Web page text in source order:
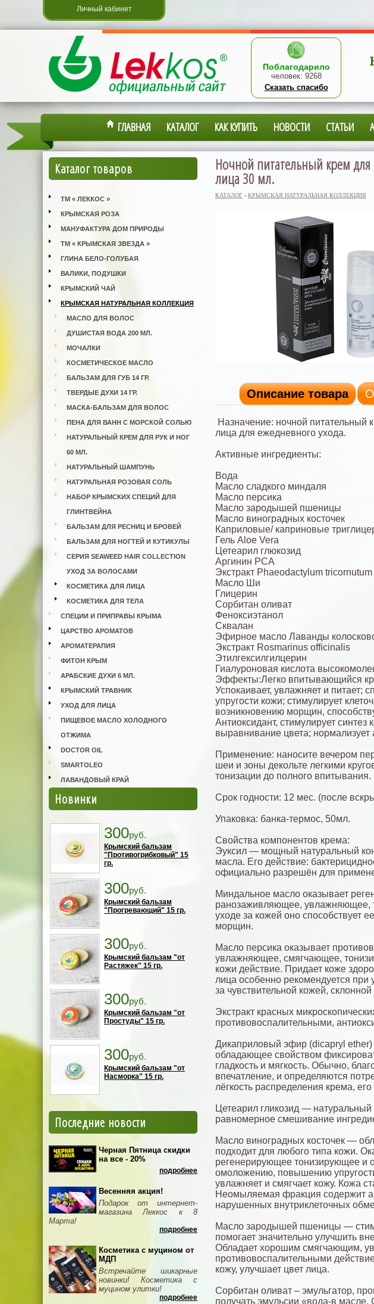
Личный кабинет
Поблагодарило
человек: 9268
Сказать спасибо
ГЛАВНАЯ КАТАЛОГ КАК КУПИТЬ НОВОСТИ СТАТЬИ
Каталог товаров
ТМ « ЛЕККОС »
КРЫМСКАЯ РОЗА
МАНУФАКТУРА ДОМ ПРИРОДЫ
ТМ « КРЫМСКАЯ ЗВЕЗДА »
ГЛИНА БЕЛО-ГОЛУБАЯ
ВАЛИКИ, ПОДУШКИ
КРЫМСКИЙ ЧАЙ
КРЫМСКАЯ НАТУРАЛЬНАЯ КОЛЛЕКЦИЯ
МАСЛО ДЛЯ ВОЛОС
ДУШИСТАЯ ВОДА 200 МЛ.
МОЧАЛКИ
КОСМЕТИЧЕСКОЕ МАСЛО
БАЛЬЗАМ ДЛЯ ГУБ 14 ГР.
ТВЕРДЫЕ ДУХИ 14 ГР.
МАСКА-БАЛЬЗАМ ДЛЯ ВОЛОС
ПЕНА ДЛЯ ВАНН С МОРСКОЙ СОЛЬЮ
НАТУРАЛЬНЫЙ КРЕМ ДЛЯ РУК И НОГ
60 МЛ.
НАТУРАЛЬНЫЙ ШАМПУНЬ
НАТУРАЛЬНАЯ РОЗОВАЯ СОЛЬ
НАБОР КРЫМСКИХ СПЕЦИЙ ДЛЯ
ГЛИНТВЕЙНА
БАЛЬЗАМ ДЛЯ РЕСНИЦ И БРОВЕЙ
БАЛЬЗАМ ДЛЯ НОГТЕЙ И КУТИКУЛЫ
СЕРИЯ SEAWEED HAIR COLLECTION
УХОД ЗА ВОЛОСАМИ
КОСМЕТИКА ДЛЯ ЛИЦА
КОСМЕТИКА ДЛЯ ТЕЛА
СПЕЦИИ И ПРИПРАВЫ КРЫМА
ЦАРСТВО АРОМАТОВ
АРОМАТЕРАПИЯ
ФИТОН КРЫМ
АРАБСКИЕ ДУХИ 6 МЛ.
КРЫМСКИЙ ТРАВНИК
УХОД ДЛЯ ЛИЦА
ПИЩЕВОЕ МАСЛО ХОЛОДНОГО
ОТЖИМА
DOCTOR OIL
SMARTOLEO
ЛАВАНДОВЫЙ КРАЙ
Новинки
300руб.
Крымский бальзам
"Противогрибковый" 15
гр.
300руб.
Крымский бальзам
"Прогревающий" 15 гр.
300руб.
Крымский бальзам "от
Растяжек" 15 гр.
300руб.
Крымский бальзам "от
Простуды" 15 гр.
300руб.
Крымский бальзам "от
Насморка" 15 гр.
Последние новости
Черная Пятница скидки
на все - 20%
подробнее
Весенняя акция!
Подарок от интернет-
магазина Леккос к 8
Марта!
подробнее
Косметика с муцином от
МДП
Встречайте шикарные
новинки! Косметика с
муцином улитки!
подробнее
Ночной питательный крем
лица 30 мл.
КАТАЛОГ › КРЫМСКАЯ НАТУРАЛЬНАЯ КОЛЛЕКЦИЯ
Описание товара
Назначение: ночной питательный
лица для ежедневного ухода.
Активные ингредиенты:
Вода
Масло сладкого миндаля
Масло персика
Масло зародышей пшеницы
Масло виноградных косточек
Каприловые/ каприновые
Гель Aloe Vera
Цетеарил глюкозид
Аргинин РСА
Экстракт Phaeodactylum tricornutum
Масло Ши
Глицерин
Сорбитан оливат
Феноксиэтанол
Сквалан
Эфирное масло Лаванды
Экстракт Rosmarinus officinalis
Этилгексилгилцерин
Гиалуроновая кислота
Эффекты:Легко впитывающийся
Успокаивает, увлажняет и питает;
упругости кожи; стимулирует
возникновению морщин,
Антиоксидант, стимулирует
выравнивание цвета; нормализует
Применение: наносите вечером
шеи и зоны декольте легкими
тонизации до полного впитывания.
Срок годности: 12 мес. (после
Упаковка: банка-термос, 50мл.
Свойства компонентов крема:
Эуксил — мощный натуральный
масла. Его действие:
официально разрешён для
Миндальное масло оказывает
ранозаживляющее, увлажняющее,
уходе за кожей оно способствует
морщин.
Масло персика оказывает
увлажняющее, смягчающее,
кожи действие. Придает коже
лица особенно рекомендуется
за чувствительной кожей,
Экстракт красных
противовоспалительными,
Дикаприловый эфир (dicapryl
обладающее свойством
гладкость и мягкость. Обычно,
впечатление, и определяются
лёгкость распределения крема,
Цетеарил гликозид —
равномерное смешивание
Масло виноградных косточек —
подходит для любого типа кожи.
регенерирующее тонизирующее и
омоложению, повышению
увлажняет и смягчает кожу. Кожа
Неомыляемая фракция содержит
нарушенных внутриклеточных
Масло зародышей пшеницы —
помогает значительно улучшить
Обладает хорошим смягчающим,
противовоспалительными
кожу, улучшает цвет лица.
Сорбитан оливат – эмульгатор,
получать эмульсии «вода-в